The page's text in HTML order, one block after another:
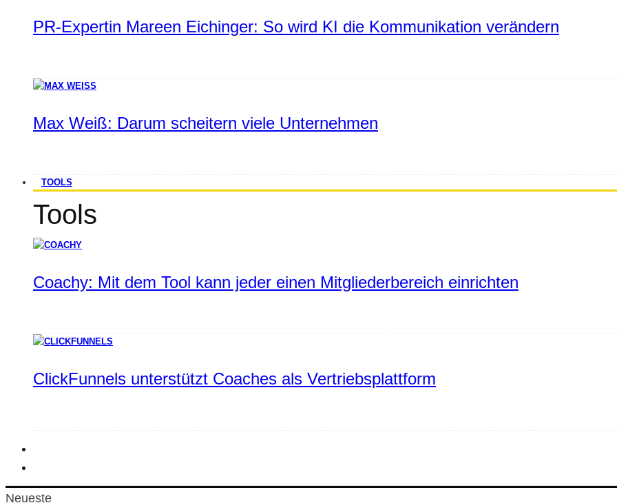
PR-Expertin Mareen Eichinger: So wird KI die Kommunikation verändern
Max Weiß: Darum scheitern viele Unternehmen
TOOLS
Tools
Coachy: Mit dem Tool kann jeder einen Mitgliederbereich einrichten
ClickFunnels unterstützt Coaches als Vertriebsplattform
Neueste